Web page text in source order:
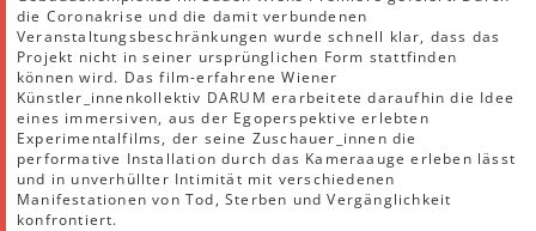
die Coronakrise und die damit verbundenen
Veranstaltungsbeschränkungen wurde schnell klar, dass das
Projekt nicht in seiner ursprünglichen Form stattfinden
können wird. Das film-erfahrene Wiener
Künstler_innenkollektiv DARUM erarbeitete daraufhin die Idee
eines immersiven, aus der Egoperspektive erlebten
Experimentalfilms, der seine Zuschauer_innen die
performative Installation durch das Kameraauge erleben lässt
und in unverhüllter Intimität mit verschiedenen
Manifestationen von Tod, Sterben und Vergänglichkeit
konfrontiert.